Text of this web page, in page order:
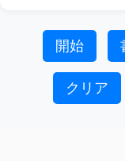
開始
クリア